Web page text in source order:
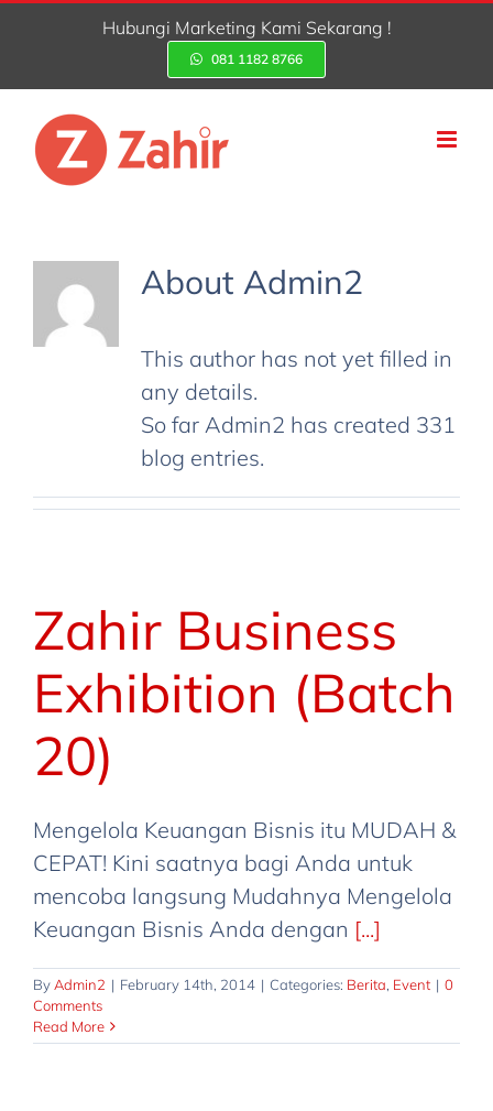
Hubungi Marketing Kami Sekarang !
081 1182 8766
About Admin2
This author has not yet filled in
any details.
So far Admin2 has created 331
blog entries.
Zahir Business
Exhibition (Batch
20)
Mengelola Keuangan Bisnis itu MUDAH &
CEPAT! Kini saatnya bagi Anda untuk
mencoba langsung Mudahnya Mengelola
Keuangan Bisnis Anda dengan [...]
By Admin2 | February 14th, 2014 | Categories: Berita Event | 0
Comments
Read More